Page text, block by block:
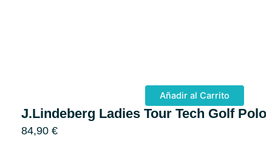
Añadir al Carrito
J.Lindeberg Ladies Tour Tech Golf Polo
84,90 €